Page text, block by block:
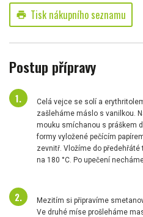
print Tisk nákupního seznamu
Postup přípravy
Celá vejce se solí a
zašleháme máslo s vanilkou.
mouku smíchanou s práškem
formy vyložené pečícím
zevnitř. Vložíme do předehřáté
na 180 °C. Po upečení
Mezitím si připravíme
Ve druhé míse prošleháme